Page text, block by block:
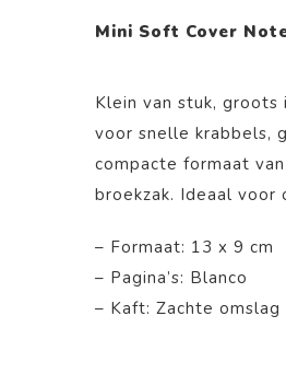
Mini Soft Cover
Klein van stuk,
voor snelle krabbels,
compacte formaat
broekzak. Ideaal voor
– Formaat: 13 x 9 cm
– Pagina’s: Blanco
– Kaft: Zachte omslag